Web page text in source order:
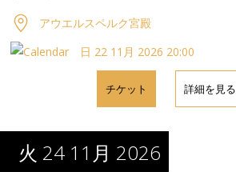
アウエルスペルク宮殿
日 22 11月 2026 20:00
チケット 詳細を見る
火 24 11月 2026